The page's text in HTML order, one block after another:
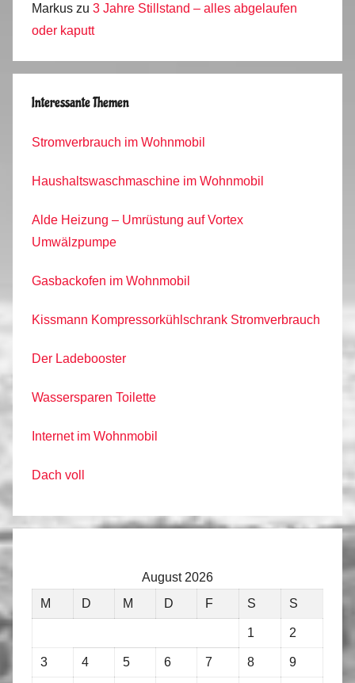
Markus zu 3 Jahre Stillstand – alles abgelaufen
oder kaputt
Interessante Themen
Stromverbrauch im Wohnmobil
Haushaltswaschmaschine im Wohnmobil
Alde Heizung – Umrüstung auf Vortex
Umwälzpumpe
Gasbackofen im Wohnmobil
Kissmann Kompressorkühlschrank Stromverbrauch
Der Ladebooster
Wassersparen Toilette
Internet im Wohnmobil
Dach voll
August 2026
M
D M D F S S
1 2
3 4 5 6 7 8 9